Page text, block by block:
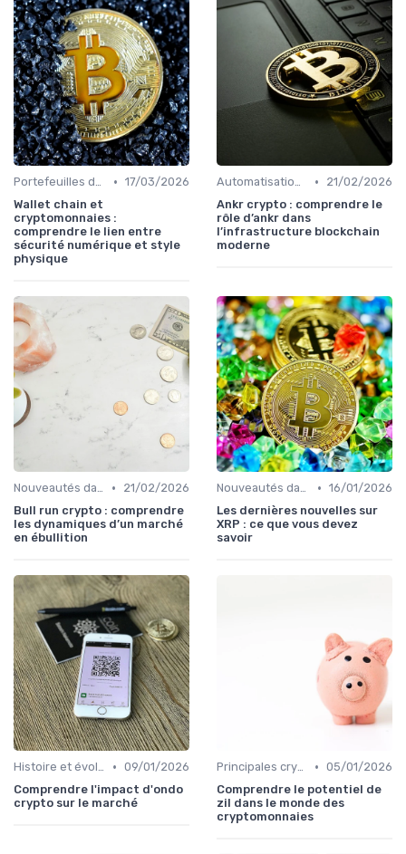
Portefeuilles de cryptomonnaies • 17/03/2026
Wallet chain et
cryptomonnaies :
comprendre le lien entre
sécurité numérique et style
physique
Automatisation et robots de trading •
21/02/2026
Ankr crypto : comprendre le
rôle d’ankr dans
l’infrastructure blockchain
moderne
Nouveautés dans le monde des cryptos •
21/02/2026
Bull run crypto : comprendre
les dynamiques d’un marché
en ébullition
Nouveautés dans le monde des cryptos • 16/01/2026
Les dernières nouvelles sur
XRP : ce que vous devez
savoir
Histoire et évolution du marché des cryptos • 09/01/2026
Comprendre l'impact d'ondo
crypto sur le marché
Principales cryptomonnaies pour l'investissement • 05/01/2026
Comprendre le potentiel de
zil dans le monde des
cryptomonnaies